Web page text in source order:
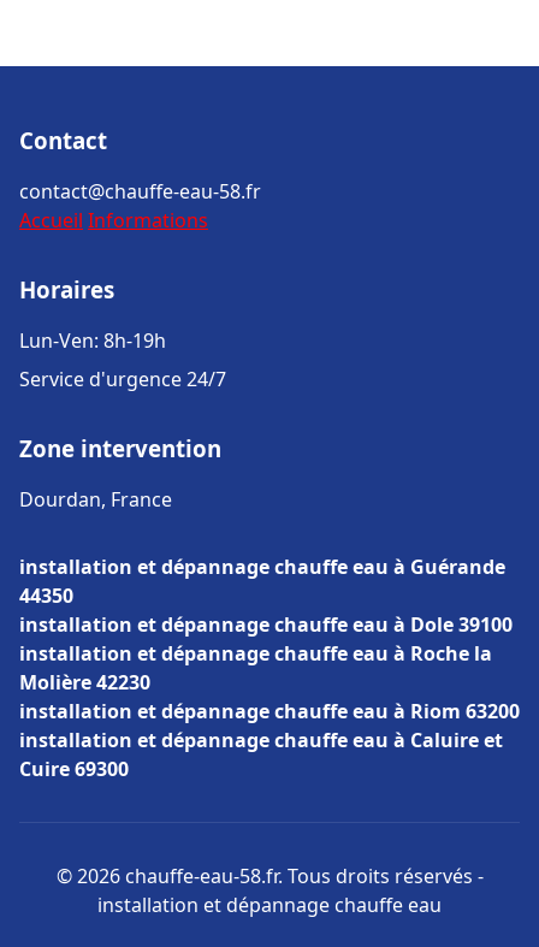
Contact
contact@chauffe-eau-58.fr
Accueil Informations
Horaires
Lun-Ven: 8h-19h
Service d'urgence 24/7
Zone intervention
Dourdan, France
installation et dépannage chauffe eau à Guérande
44350
installation et dépannage chauffe eau à Dole 39100
installation et dépannage chauffe eau à Roche la
Molière 42230
installation et dépannage chauffe eau à Riom 63200
installation et dépannage chauffe eau à Caluire et
Cuire 69300
© 2026 chauffe-eau-58.fr. Tous droits réservés -
installation et dépannage chauffe eau